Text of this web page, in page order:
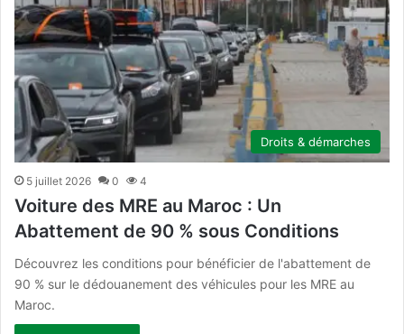
Droits & démarches
5 juillet 2026 0 4
Voiture des MRE au Maroc : Un
Abattement de 90 % sous Conditions
Découvrez les conditions pour bénéficier de l'abattement de
90 % sur le dédouanement des véhicules pour les MRE au
Maroc.